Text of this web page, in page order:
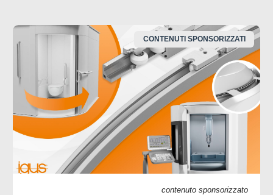
CONTENUTI SPONSORIZZATI
contenuto sponsorizzato